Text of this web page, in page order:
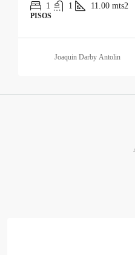
1 1 11.00 mts2
PISOS
Joaquin Darby Antolin